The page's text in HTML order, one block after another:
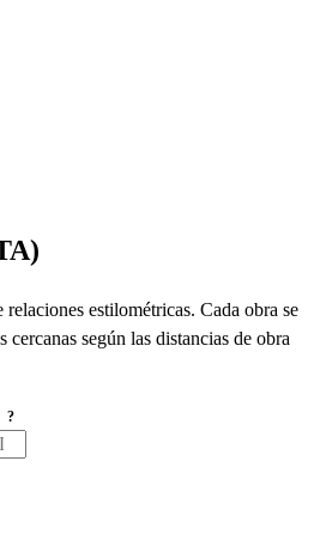
estilométricas. Cada obra se
cercanas según las distancias de obra
?